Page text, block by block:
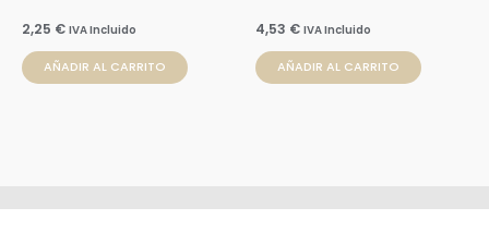
2,25 € IVA Incluido
AÑADIR AL CARRITO
4,53 € IVA Incluido
AÑADIR AL CARRITO